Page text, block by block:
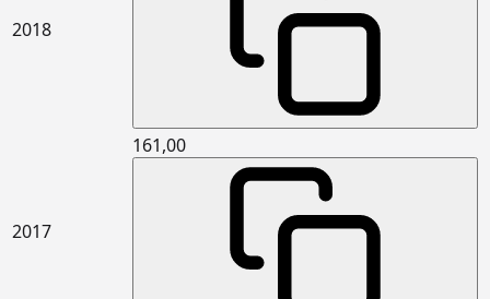
2018
2017
161,00
6 cm kalınlıkta yüzeye dik çekme
mukavemeti en az 7,5kPa (TR7,5)
taşyünü levhalar ile dış duvarlarda
yalıtım sıvası yapılması (Mantolama)
Çimento esaslı kendiliğinden
yerleşen (self leveling) harç ile
ortalama 2 mm kalınlıkta zemin
tesviyesi yapılması ve üzerine PVC
esaslı spor zemin malzemeleri ile
kapalı spor zeminlerde döşeme
kaplaması yapılması (P2)
m2